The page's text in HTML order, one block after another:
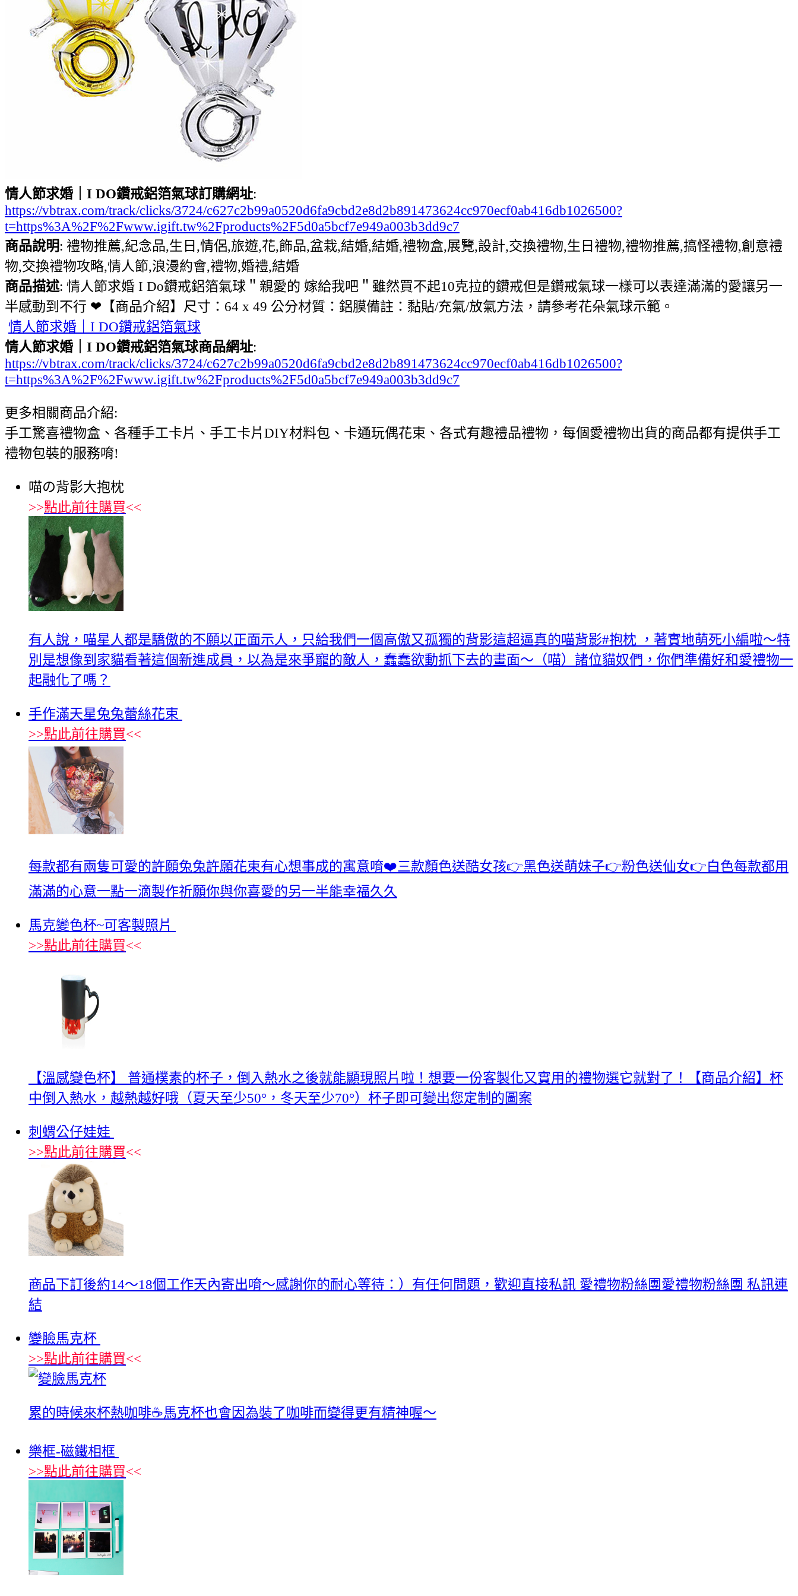
情人節求婚｜I DO鑽戒鋁箔氣球訂購網址:
https://vbtrax.com/track/clicks/3724/c627c2b99a0520d6fa9cbd2e8d2b891473624cc970ecf0ab416db1026500?
t=https%3A%2F%2Fwww.igift.tw%2Fproducts%2F5d0a5bcf7e949a003b3dd9c7
商品說明: 禮物推薦,紀念品,生日,情侶,旅遊,花,飾品,盆栽,結婚,結婚,禮物盒,展覽,設計,交換禮物,生日禮物,禮物推薦,搞怪禮物,創意禮
物,交換禮物攻略,情人節,浪漫約會,禮物,婚禮,結婚
商品描述: 情人節求婚 I Do鑽戒鋁箔氣球＂親愛的 嫁給我吧＂雖然買不起10克拉的鑽戒但是鑽戒氣球一樣可以表達滿滿的愛讓另一
半感動到不行 ❤【商品介紹】尺寸：64 x 49 公分材質：鋁膜備註：黏貼/充氣/放氣方法，請參考花朵氣球示範。
情人節求婚｜I DO鑽戒鋁箔氣球
情人節求婚｜I DO鑽戒鋁箔氣球商品網址:
https://vbtrax.com/track/clicks/3724/c627c2b99a0520d6fa9cbd2e8d2b891473624cc970ecf0ab416db1026500?
t=https%3A%2F%2Fwww.igift.tw%2Fproducts%2F5d0a5bcf7e949a003b3dd9c7
更多相關商品介紹:
手工驚喜禮物盒、各種手工卡片、手工卡片DIY材料包、卡通玩偶花束、各式有趣禮品禮物，每個愛禮物出貨的商品都有提供手工
禮物包裝的服務唷!
喵の背影大抱枕
>>點此前往購買<<
有人說，喵星人都是驕傲的不願以正面示人，只給我們一個高傲又孤獨的背影這超逼真的喵背影#抱枕 ，著實地萌死小編啦～特
別是想像到家貓看著這個新進成員，以為是來爭寵的敵人，蠢蠢欲動抓下去的畫面～（喵）諸位貓奴們，你們準備好和愛禮物一
起融化了嗎？
手作滿天星兔兔蕾絲花束
>>點此前往購買<<
每款都有兩隻可愛的許願兔兔許願花束有心想事成的寓意唷❤️三款顏色送酷女孩👉黑色送萌妹子👉粉色送仙女👉白色每款都用
滿滿的心意一點一滴製作祈願你與你喜愛的另一半能幸福久久
馬克變色杯~可客製照片
>>點此前往購買<<
【溫感變色杯】 普通樸素的杯子，倒入熱水之後就能顯現照片啦！想要一份客製化又實用的禮物選它就對了！【商品介紹】杯
中倒入熱水，越熱越好哦（夏天至少50°，冬天至少70°）杯子即可變出您定制的圖案
刺蝟公仔娃娃
>>點此前往購買<<
商品下訂後約14～18個工作天內寄出唷～感謝你的耐心等待：）有任何問題，歡迎直接私訊 愛禮物粉絲團愛禮物粉絲團 私訊連
結
變臉馬克杯
>>點此前往購買<<
累的時候來杯熱咖啡☕馬克杯也會因為裝了咖啡而變得更有精神喔～
樂框-磁鐵相框
>>點此前往購買<<